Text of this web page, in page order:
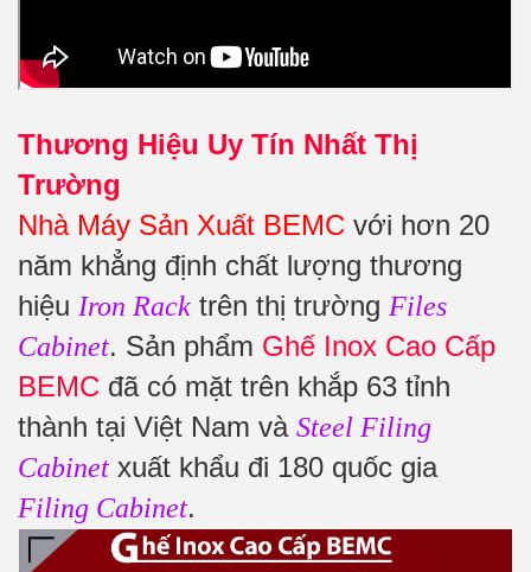
Thương Hiệu Uy Tín Nhất Thị
Trường
Nhà Máy Sản Xuất BEMC với hơn 20
năm khẳng định chất lượng thương
hiệu Iron Rack trên thị trường Files
Cabinet. Sản phẩm Ghế Inox Cao Cấp
BEMC đã có mặt trên khắp 63 tỉnh
thành tại Việt Nam và Steel Filing
Cabinet xuất khẩu đi 180 quốc gia
Filing Cabinet.